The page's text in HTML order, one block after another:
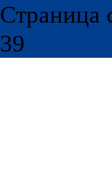
Страница
39